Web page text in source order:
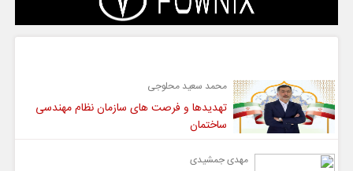
محمد سعید محلوجی
تهدیدها و فرصت های سازمان نظام مهندسی
ساختمان
مهدی جمشیدی